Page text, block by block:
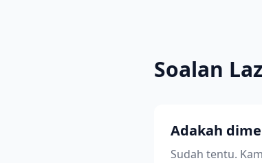
Soalan
Adakah
Sudah tentu.